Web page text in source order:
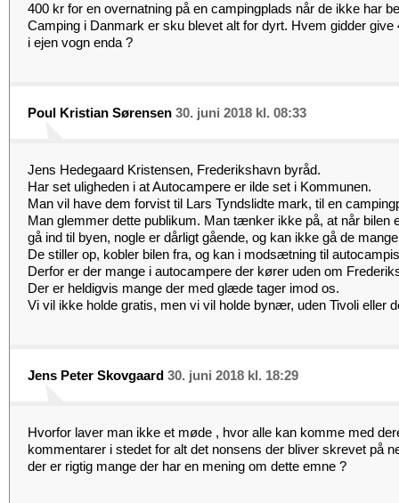
400 kr for en overnatning på en campingplads når de ikke har
Camping i Danmark er sku blevet alt for dyrt. Hvem gidder give
i ejen vogn enda ?
Poul Kristian Sørensen 30. juni 2018 kl. 08:33
Jens Hedegaard Kristensen, Frederikshavn byråd.
Har set uligheden i at Autocampere er ilde set i Kommunen.
Man vil have dem forvist til Lars Tyndslidte mark, til en
Man glemmer dette publikum. Man tænker ikke på, at når bilen
gå ind til byen, nogle er dårligt gående, og kan ikke gå de
De stiller op, kobler bilen fra, og kan i modsætning til
Derfor er der mange i autocampere der kører uden om
Der er heldigvis mange der med glæde tager imod os.
Vi vil ikke holde gratis, men vi vil holde bynær, uden Tivoli eller
Jens Peter Skovgaard 30. juni 2018 kl. 18:29
Hvorfor laver man ikke et møde , hvor alle kan komme med
kommentarer i stedet for alt det nonsens der bliver skrevet på
der er rigtig mange der har en mening om dette emne ?